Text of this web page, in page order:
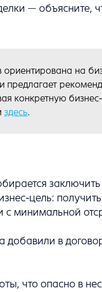
— объясните,
на
конкретную
здесь.
заключить
цель:
минимальной
добавили в
что опасно в